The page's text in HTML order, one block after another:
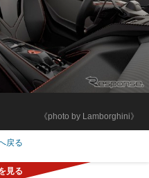
《photo by Lamborghini》
戻る